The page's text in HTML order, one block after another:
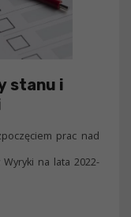
stanu i
prac nad
na lata 2022-